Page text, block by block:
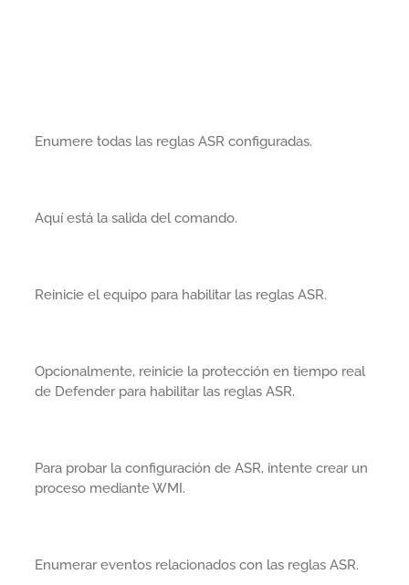
Enumere todas las reglas ASR configuradas.
Aquí está la salida del comando.
Reinicie el equipo para habilitar las reglas ASR.
Opcionalmente, reinicie la protección en tiempo real
de Defender para habilitar las reglas ASR.
Para probar la configuración de ASR, intente crear un
proceso mediante WMI.
Enumerar eventos relacionados con las reglas ASR.